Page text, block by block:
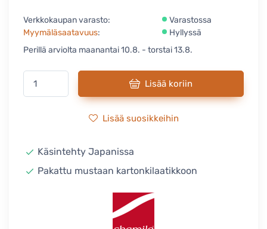
Verkkokaupan varasto:
Varastossa
Myymäläsaatavuus:
Hyllyssä
Perillä arviolta maanantai 10.8. - torstai 13.8.
Lisää koriin
Lisää suosikkeihin
Käsintehty Japanissa
Pakattu mustaan kartonkilaatikkoon